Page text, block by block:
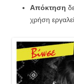
Απόκτηση
χρήση